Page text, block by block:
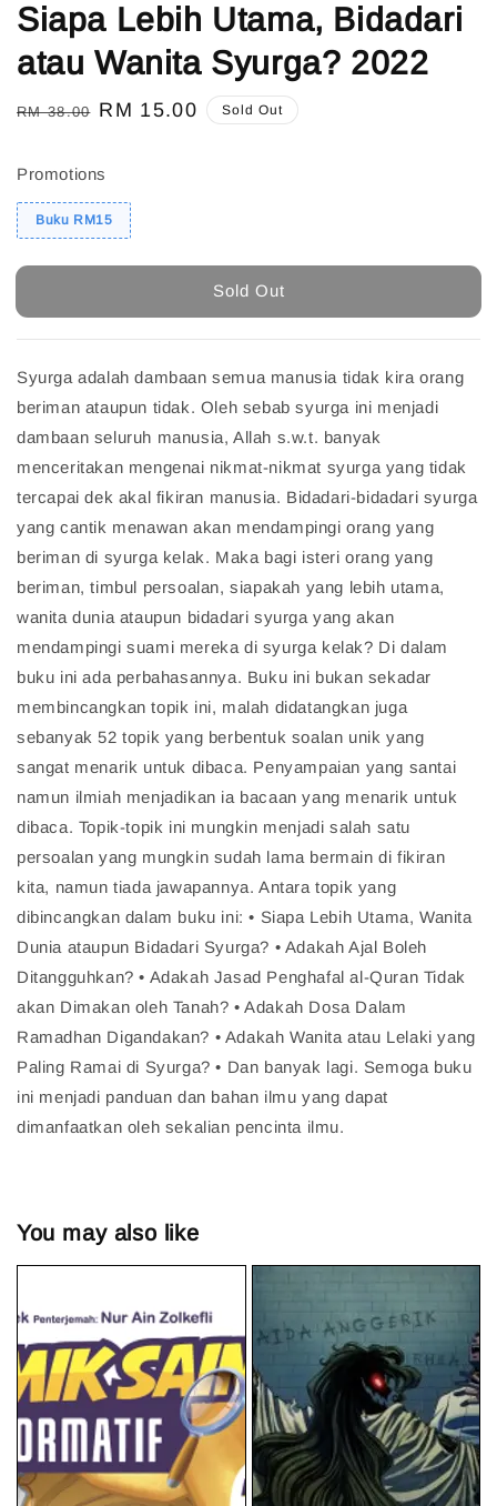
Siapa Lebih Utama, Bidadari
atau Wanita Syurga? 2022
Regular
RM 38.00 Sale
RM 15.00 Sold Out
Promotions
Buku RM15
Sold Out
Syurga adalah dambaan semua manusia tidak kira orang
beriman ataupun tidak. Oleh sebab syurga ini menjadi
dambaan seluruh manusia, Allah s.w.t. banyak
menceritakan mengenai nikmat-nikmat syurga yang tidak
tercapai dek akal fikiran manusia. Bidadari-bidadari syurga
yang cantik menawan akan mendampingi orang yang
beriman di syurga kelak. Maka bagi isteri orang yang
beriman, timbul persoalan, siapakah yang lebih utama,
wanita dunia ataupun bidadari syurga yang akan
mendampingi suami mereka di syurga kelak? Di dalam
buku ini ada perbahasannya. Buku ini bukan sekadar
membincangkan topik ini, malah didatangkan juga
sebanyak 52 topik yang berbentuk soalan unik yang
sangat menarik untuk dibaca. Penyampaian yang santai
namun ilmiah menjadikan ia bacaan yang menarik untuk
dibaca. Topik-topik ini mungkin menjadi salah satu
persoalan yang mungkin sudah lama bermain di fikiran
kita, namun tiada jawapannya. Antara topik yang
dibincangkan dalam buku ini: • Siapa Lebih Utama, Wanita
Dunia ataupun Bidadari Syurga? • Adakah Ajal Boleh
Ditangguhkan? • Adakah Jasad Penghafal al-Quran Tidak
akan Dimakan oleh Tanah? • Adakah Dosa Dalam
Ramadhan Digandakan? • Adakah Wanita atau Lelaki yang
Paling Ramai di Syurga? • Dan banyak lagi. Semoga buku
ini menjadi panduan dan bahan ilmu yang dapat
dimanfaatkan oleh sekalian pencinta ilmu.
You may also like